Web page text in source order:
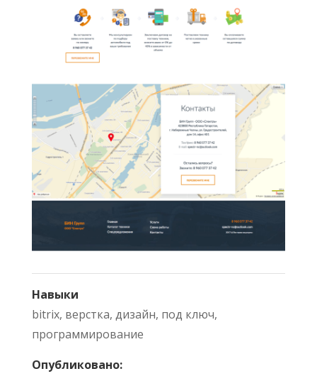
Навыки
bitrix, верстка, дизайн, под ключ,
программирование
Опубликовано: